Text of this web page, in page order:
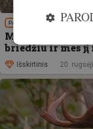
PATIRTIS
Medžiotojos
briedžiu ir mes
Išskirtinis 20.